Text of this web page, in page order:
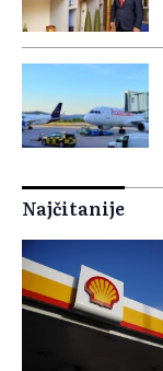
Najčitanije